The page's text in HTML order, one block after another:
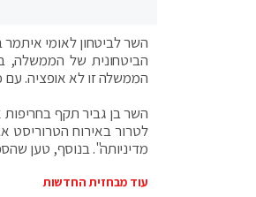
השר לביטחון לאומי
הביטחונית של הממשלה,
הממשלה זו לא אופציה. עם
השר בן גביר תקף
לטרור באירוח הטרוריסט
מדיניותה". בנוסף, טען
עוד מבחזית החדשות